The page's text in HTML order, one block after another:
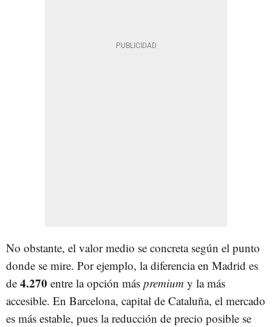
No obstante, el valor medio se concreta según el punto
donde se mire. Por ejemplo, la diferencia en Madrid es
de 4.270 entre la opción más premium y la más
accesible. En Barcelona, capital de Cataluña, el mercado
es más estable, pues la reducción de precio posible se